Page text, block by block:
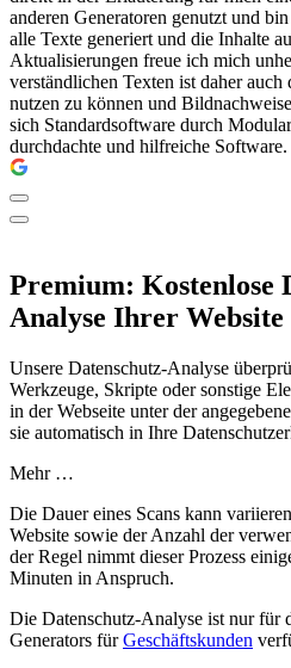
anderen Generatoren genutzt und
alle Texte generiert und die Inhalte
Aktualisierungen freue ich mich
verständlichen Texten ist daher
nutzen zu können und
sich Standardsoftware durch
durchdachte und hilfreiche Software.
Premium: Kostenlose
Analyse Ihrer Website
Unsere Datenschutz-Analyse
Werkzeuge, Skripte oder sonstige
in der Webseite unter der
sie automatisch in Ihre
Mehr …
Die Dauer eines Scans kann
Website sowie der Anzahl der
der Regel nimmt dieser Prozess
Minuten in Anspruch.
Die Datenschutz-Analyse ist nur für
Generators fürGeschäftskunden